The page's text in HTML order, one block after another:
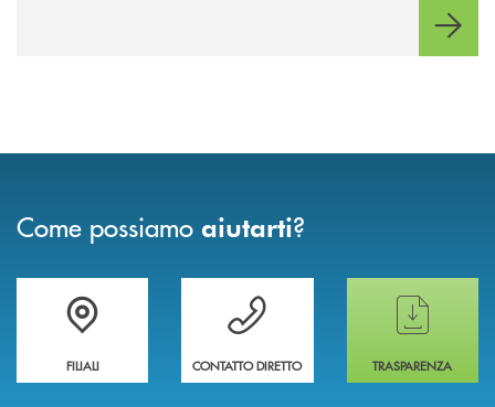
Come possiamo aiutarti?
Trova la filiale più vicina a te
FILIALI
Hai bisogno di assistenza immediata ?
CONTATTO DIRETTO
Hai bisogno di
TRASPARENZA